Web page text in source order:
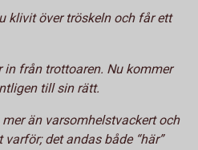
klivit över tröskeln och får ett
från trottoaren. Nu kommer
till sin rätt.
än varsomhelstvackert och
det andas både “här”